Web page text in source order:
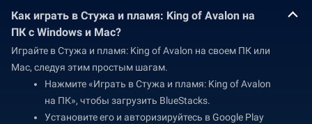
Как играть в Стужа и пламя: King of Avalon на
ПК с Windows и Mac?
Играйте в Стужа и пламя: King of Avalon на своем ПК или
Mac, следуя этим простым шагам.
Нажмите «Играть в Стужа и пламя: King of Avalon
на ПК», чтобы загрузить BlueStacks.
Установите его и авторизируйтесь в Google Play